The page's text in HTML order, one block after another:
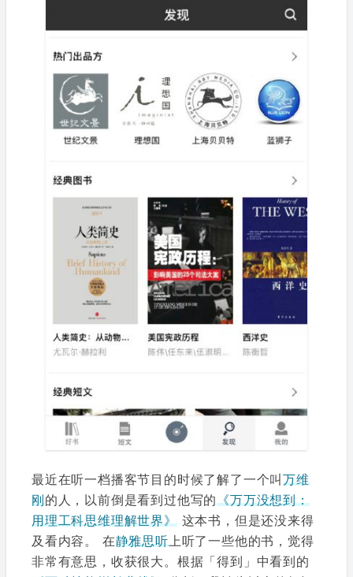
最近在听一档播客节目的时候了解了一个叫万维
刚的人，以前倒是看到过他写的《万万没想到：
用理工科思维理解世界》这本书，但是还没来得
及看内容。 在静雅思听上听了一些他的书，觉得
非常有意思，收获很大。根据「得到」中看到的